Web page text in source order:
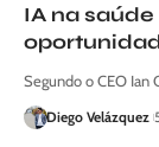
IA na
Segundo o CEO Ian
Diego Velázquez